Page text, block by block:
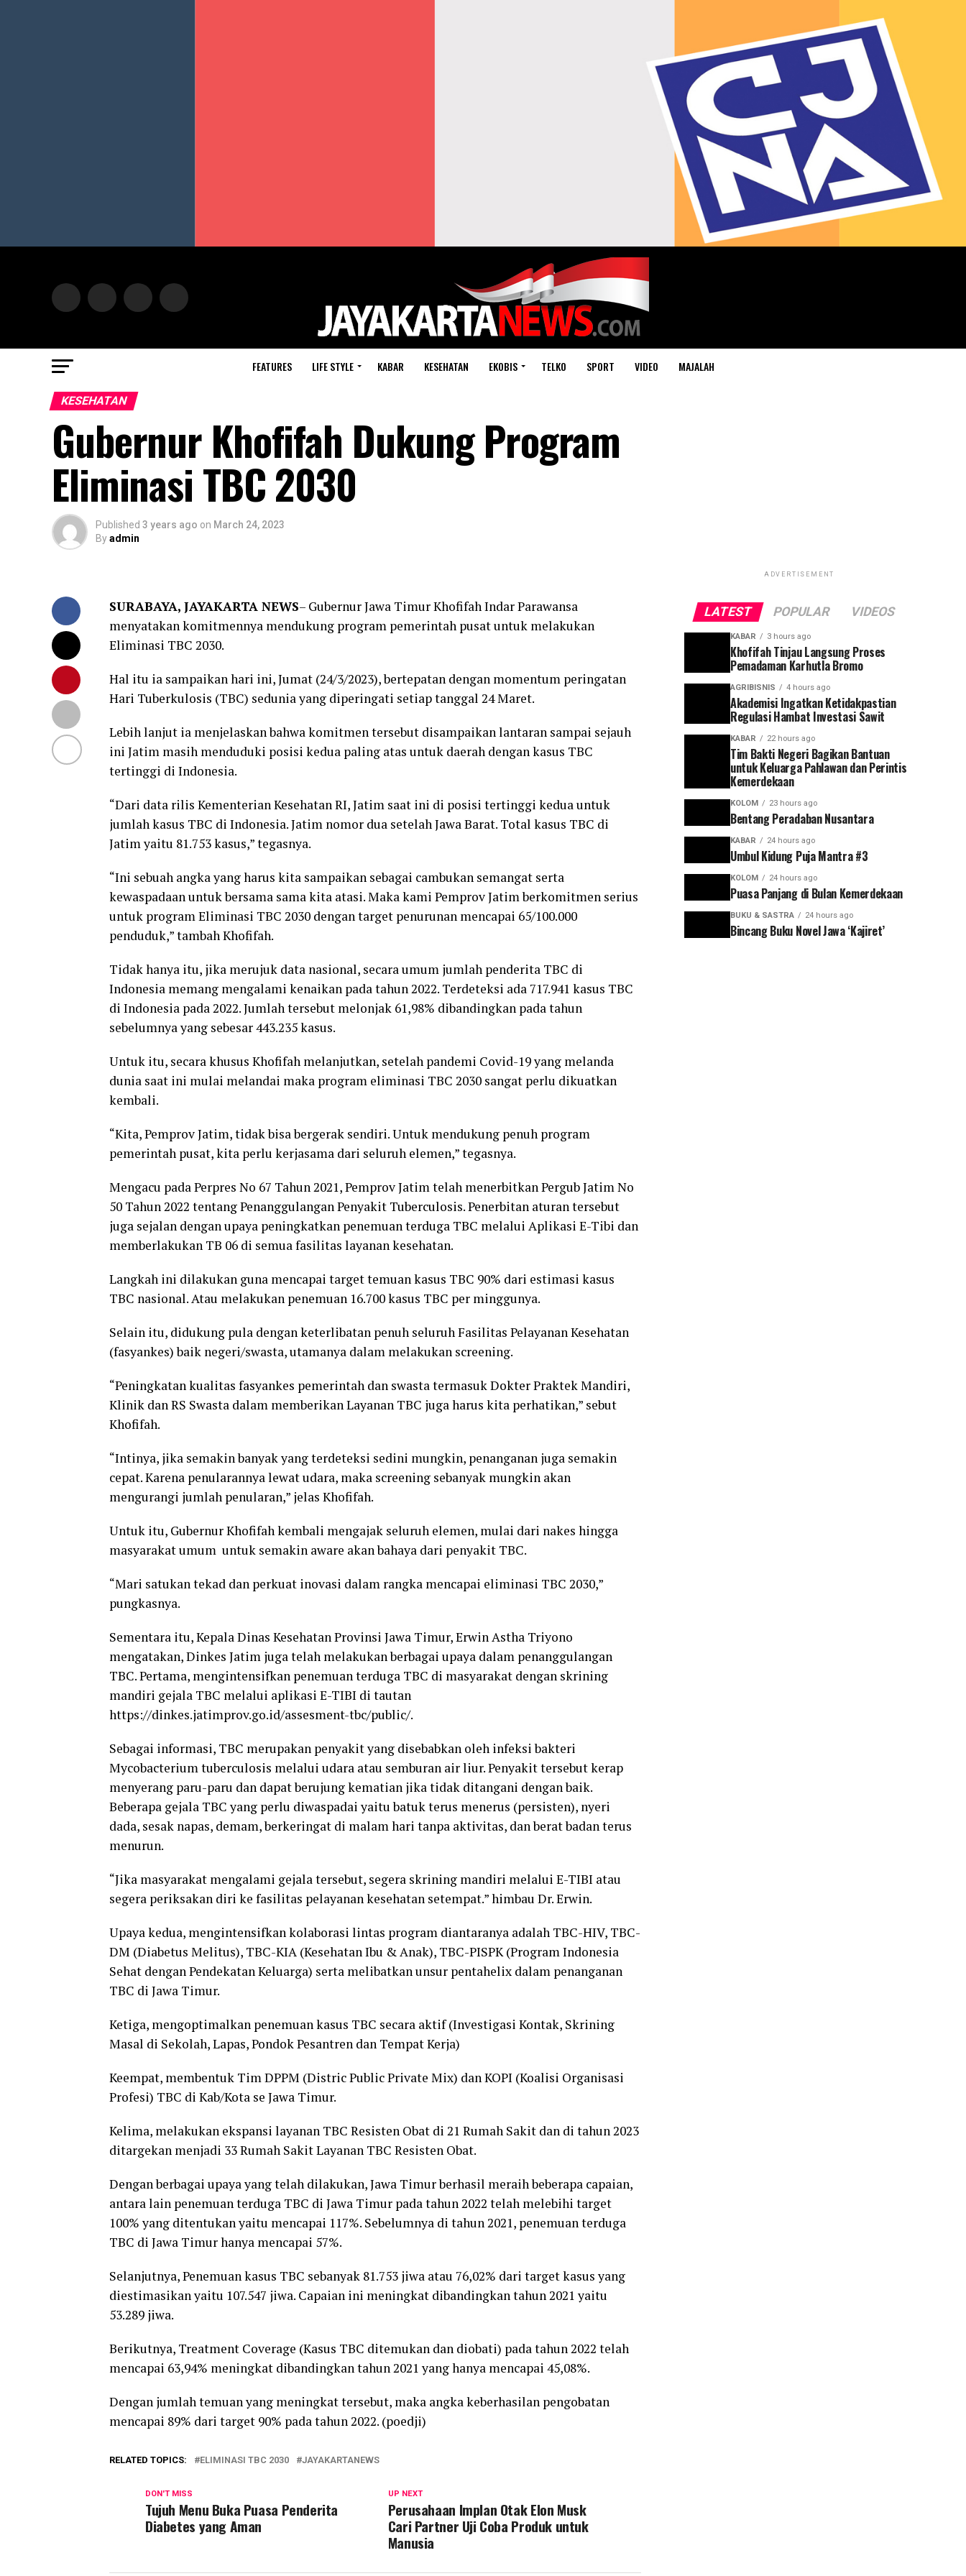
FEATURES LIFE STYLE KABAR KESEHATAN EKOBIS TELKO SPORT VIDEO MAJALAH
KESEHATAN
Gubernur Khofifah Dukung Program
Eliminasi TBC 2030
Published 3 years ago on March 24, 2023
Byadmin
SURABAYA, JAYAKARTA NEWS– Gubernur Jawa Timur Khofifah Indar Parawansa
menyatakan komitmennya mendukung program pemerintah pusat untuk melakukan
Eliminasi TBC 2030.
Hal itu ia sampaikan hari ini, Jumat (24/3/2023), bertepatan dengan momentum peringatan
Hari Tuberkulosis (TBC) sedunia yang diperingati setiap tanggal 24 Maret.
Lebih lanjut ia menjelaskan bahwa komitmen tersebut disampaikan lantaran sampai sejauh
ini Jatim masih menduduki posisi kedua paling atas untuk daerah dengan kasus TBC
tertinggi di Indonesia.
“Dari data rilis Kementerian Kesehatan RI, Jatim saat ini di posisi tertinggi kedua untuk
jumlah kasus TBC di Indonesia. Jatim nomor dua setelah Jawa Barat. Total kasus TBC di
Jatim yaitu 81.753 kasus,” tegasnya.
“Ini sebuah angka yang harus kita sampaikan sebagai cambukan semangat serta
kewaspadaan untuk bersama sama kita atasi. Maka kami Pemprov Jatim berkomitmen serius
untuk program Eliminasi TBC 2030 dengan target penurunan mencapai 65/100.000
penduduk,” tambah Khofifah.
Tidak hanya itu, jika merujuk data nasional, secara umum jumlah penderita TBC di
Indonesia memang mengalami kenaikan pada tahun 2022. Terdeteksi ada 717.941 kasus TBC
di Indonesia pada 2022. Jumlah tersebut melonjak 61,98% dibandingkan pada tahun
sebelumnya yang sebesar 443.235 kasus.
Untuk itu, secara khusus Khofifah melanjutkan, setelah pandemi Covid-19 yang melanda
dunia saat ini mulai melandai maka program eliminasi TBC 2030 sangat perlu dikuatkan
kembali.
“Kita, Pemprov Jatim, tidak bisa bergerak sendiri. Untuk mendukung penuh program
pemerintah pusat, kita perlu kerjasama dari seluruh elemen,” tegasnya.
Mengacu pada Perpres No 67 Tahun 2021, Pemprov Jatim telah menerbitkan Pergub Jatim No
50 Tahun 2022 tentang Penanggulangan Penyakit Tuberculosis. Penerbitan aturan tersebut
juga sejalan dengan upaya peningkatkan penemuan terduga TBC melalui Aplikasi E-Tibi dan
memberlakukan TB 06 di semua fasilitas layanan kesehatan.
Langkah ini dilakukan guna mencapai target temuan kasus TBC 90% dari estimasi kasus
TBC nasional. Atau melakukan penemuan 16.700 kasus TBC per minggunya.
Selain itu, didukung pula dengan keterlibatan penuh seluruh Fasilitas Pelayanan Kesehatan
(fasyankes) baik negeri/swasta, utamanya dalam melakukan screening.
“Peningkatan kualitas fasyankes pemerintah dan swasta termasuk Dokter Praktek Mandiri,
Klinik dan RS Swasta dalam memberikan Layanan TBC juga harus kita perhatikan,” sebut
Khofifah.
“Intinya, jika semakin banyak yang terdeteksi sedini mungkin, penanganan juga semakin
cepat. Karena penularannya lewat udara, maka screening sebanyak mungkin akan
mengurangi jumlah penularan,” jelas Khofifah.
Untuk itu, Gubernur Khofifah kembali mengajak seluruh elemen, mulai dari nakes hingga
masyarakat umum untuk semakin aware akan bahaya dari penyakit TBC.
“Mari satukan tekad dan perkuat inovasi dalam rangka mencapai eliminasi TBC 2030,”
pungkasnya.
Sementara itu, Kepala Dinas Kesehatan Provinsi Jawa Timur, Erwin Astha Triyono
mengatakan, Dinkes Jatim juga telah melakukan berbagai upaya dalam penanggulangan
TBC. Pertama, mengintensifkan penemuan terduga TBC di masyarakat dengan skrining
mandiri gejala TBC melalui aplikasi E-TIBI di tautan
https://dinkes.jatimprov.go.id/assesment-tbc/public/.
Sebagai informasi, TBC merupakan penyakit yang disebabkan oleh infeksi bakteri
Mycobacterium tuberculosis melalui udara atau semburan air liur. Penyakit tersebut kerap
menyerang paru-paru dan dapat berujung kematian jika tidak ditangani dengan baik.
Beberapa gejala TBC yang perlu diwaspadai yaitu batuk terus menerus (persisten), nyeri
dada, sesak napas, demam, berkeringat di malam hari tanpa aktivitas, dan berat badan terus
menurun.
“Jika masyarakat mengalami gejala tersebut, segera skrining mandiri melalui E-TIBI atau
segera periksakan diri ke fasilitas pelayanan kesehatan setempat.” himbau Dr. Erwin.
Upaya kedua, mengintensifkan kolaborasi lintas program diantaranya adalah TBC-HIV, TBC-
DM (Diabetus Melitus), TBC-KIA (Kesehatan Ibu & Anak), TBC-PISPK (Program Indonesia
Sehat dengan Pendekatan Keluarga) serta melibatkan unsur pentahelix dalam penanganan
TBC di Jawa Timur.
Ketiga, mengoptimalkan penemuan kasus TBC secara aktif (Investigasi Kontak, Skrining
Masal di Sekolah, Lapas, Pondok Pesantren dan Tempat Kerja)
Keempat, membentuk Tim DPPM (Distric Public Private Mix) dan KOPI (Koalisi Organisasi
Profesi) TBC di Kab/Kota se Jawa Timur.
Kelima, melakukan ekspansi layanan TBC Resisten Obat di 21 Rumah Sakit dan di tahun 2023
ditargekan menjadi 33 Rumah Sakit Layanan TBC Resisten Obat.
Dengan berbagai upaya yang telah dilakukan, Jawa Timur berhasil meraih beberapa capaian,
antara lain penemuan terduga TBC di Jawa Timur pada tahun 2022 telah melebihi target
100% yang ditentukan yaitu mencapai 117%. Sebelumnya di tahun 2021, penemuan terduga
TBC di Jawa Timur hanya mencapai 57%.
Selanjutnya, Penemuan kasus TBC sebanyak 81.753 jiwa atau 76,02% dari target kasus yang
diestimasikan yaitu 107.547 jiwa. Capaian ini meningkat dibandingkan tahun 2021 yaitu
53.289 jiwa.
Berikutnya, Treatment Coverage (Kasus TBC ditemukan dan diobati) pada tahun 2022 telah
mencapai 63,94% meningkat dibandingkan tahun 2021 yang hanya mencapai 45,08%.
Dengan jumlah temuan yang meningkat tersebut, maka angka keberhasilan pengobatan
mencapai 89% dari target 90% pada tahun 2022. (poedji)
RELATED TOPICS: ELIMINASI TBC 2030 JAYAKARTANEWS
UP NEXT
Perusahaan Implan Otak Elon Musk
Cari Partner Uji Coba Produk untuk
Manusia
DON'T MISS
Tujuh Menu Buka Puasa Penderita
Diabetes yang Aman
ADVERTISEMENT
LATEST POPULAR VIDEOS
KABAR 3 hours ago
Khofifah Tinjau Langsung Proses
Pemadaman Karhutla Bromo
AGRIBISNIS 4 hours ago
Akademisi Ingatkan Ketidakpastian
Regulasi Hambat Investasi Sawit
KABAR 22 hours ago
Tim Bakti Negeri Bagikan Bantuan
untuk Keluarga Pahlawan dan Perintis
Kemerdekaan
KOLOM 23 hours ago
Bentang Peradaban Nusantara
KABAR 24 hours ago
Umbul Kidung Puja Mantra #3
KOLOM 24 hours ago
Puasa Panjang di Bulan Kemerdekaan
BUKU & SASTRA 24 hours ago
Bincang Buku Novel Jawa ‘Kajiret’